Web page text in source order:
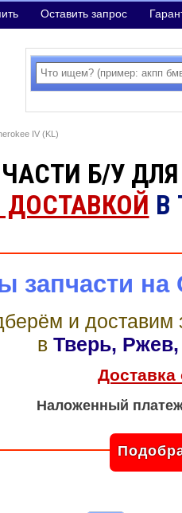
Оставить запрос
IV (KL)
Б/У ДЛЯ
ДОСТАВКОЙ В
запчасти на
и доставим
в Тверь,
Доставка
Наложенный